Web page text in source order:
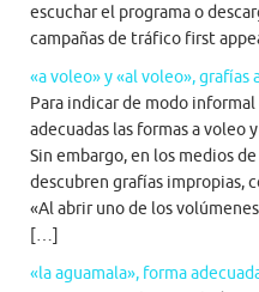
escuchar el programa o
campañas de tráfico first
«a voleo» y «al voleo», grafías
Para indicar de modo informal
adecuadas las formas a voleo
Sin embargo, en los medios
descubren grafías impropias,
«Al abrir uno de los
[…]
«la aguamala», forma